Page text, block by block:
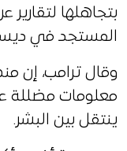
بتجاهلها لتقارير
المستجد في ديسمبر
وقال ترامب، إن
معلومات مضللة
ينتقل بين البشر.